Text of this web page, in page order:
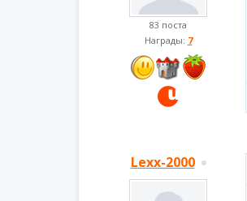
83 поста
Награды: 7
Lexx-2000